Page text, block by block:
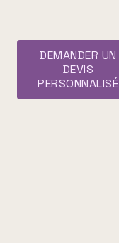
DEMANDER UN
DEVIS
PERSONNALISÉ